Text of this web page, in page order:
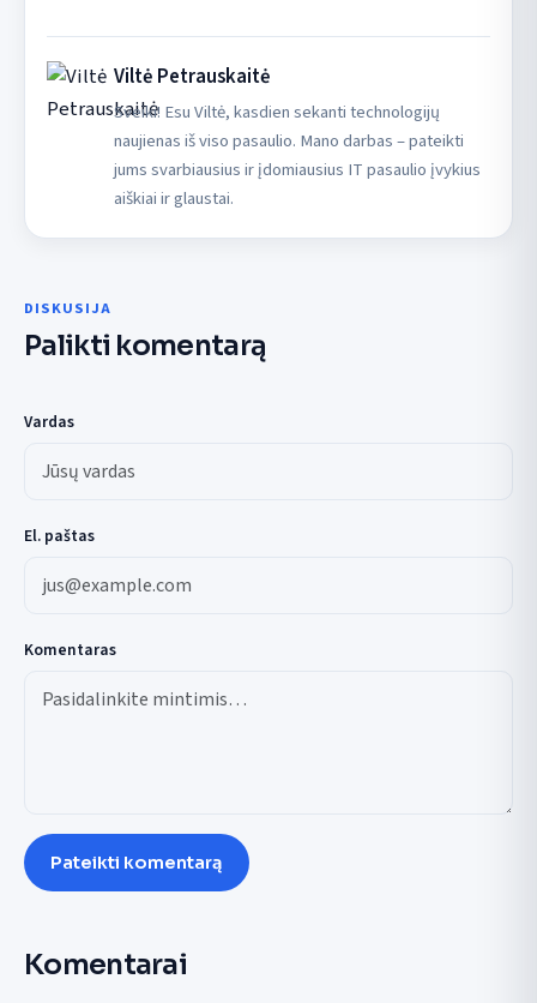
Viltė Petrauskaitė
Sveiki! Esu Viltė, kasdien sekanti technologijų
naujienas iš viso pasaulio. Mano darbas – pateikti
jums svarbiausius ir įdomiausius IT pasaulio įvykius
aiškiai ir glaustai.
DISKUSIJA
Palikti komentarą
Vardas
El. paštas
Komentaras
Pateikti komentarą
Komentarai